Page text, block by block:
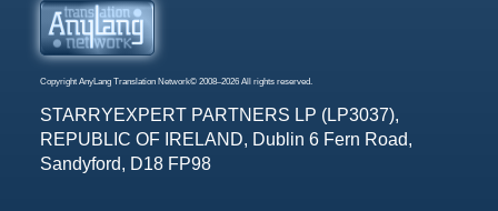
Copyright AnyLang Translation Network© 2008–2026 All rights reserved.
STARRYEXPERT PARTNERS LP (LP3037),
REPUBLIC OF IRELAND, Dublin 6 Fern Road,
Sandyford, D18 FP98